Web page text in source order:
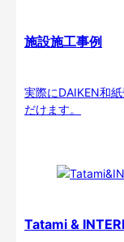
施設施工事例
実際にDAIKEN和
だけます。
Tatami &